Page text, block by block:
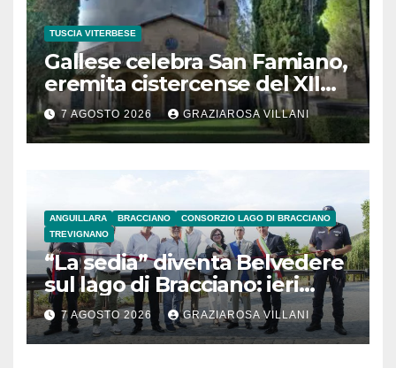
TUSCIA VITERBESE
Gallese celebra San Famiano,
eremita cistercense del XII
secolo
7 AGOSTO 2026 GRAZIAROSA VILLANI
ANGUILLARA BRACCIANO
CONSORZIO LAGO DI BRACCIANO
TREVIGNANO
“La sedia” diventa Belvedere
sul lago di Bracciano: ieri
l’inaugurazione
7 AGOSTO 2026 GRAZIAROSA VILLANI